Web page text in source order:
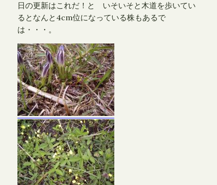
日の更新はこれだ！と いそいそと木道を歩いてい
るとなんと4cm位になっている株もあるで
は・・・。